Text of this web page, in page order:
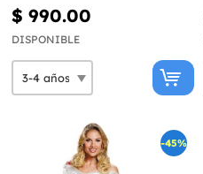
$ 990.00
DISPONIBLE
-45%